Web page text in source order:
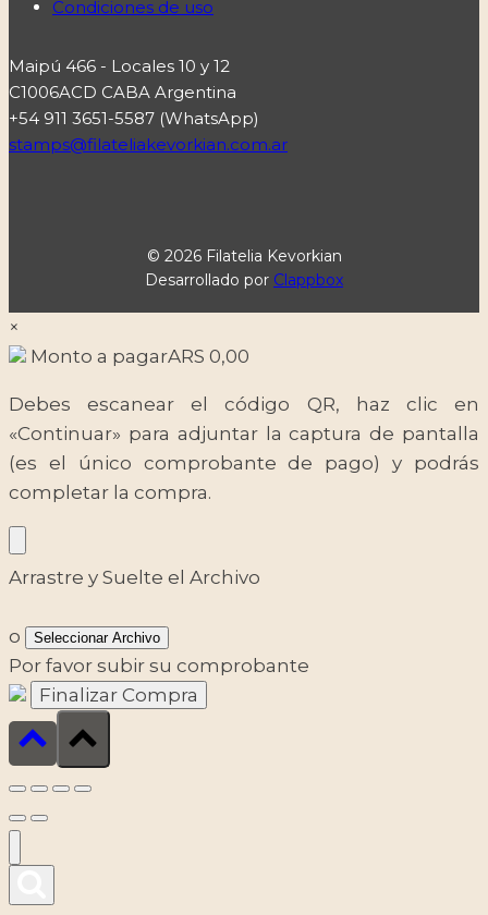
Condiciones de uso
Maipú 466 - Locales 10 y 12
C1006ACD CABA Argentina
+54 911 3651-5587 (WhatsApp)
stamps@filateliakevorkian.com.ar
© 2026 Filatelia Kevorkian
Desarrollado por Clappbox
×
Monto a pagarARS 0,00
Debes escanear el código QR, haz clic en
«Continuar» para adjuntar la captura de pantalla
(es el único comprobante de pago) y podrás
completar la compra.
Arrastre y Suelte el Archivo
o Seleccionar Archivo
Por favor subir su comprobante